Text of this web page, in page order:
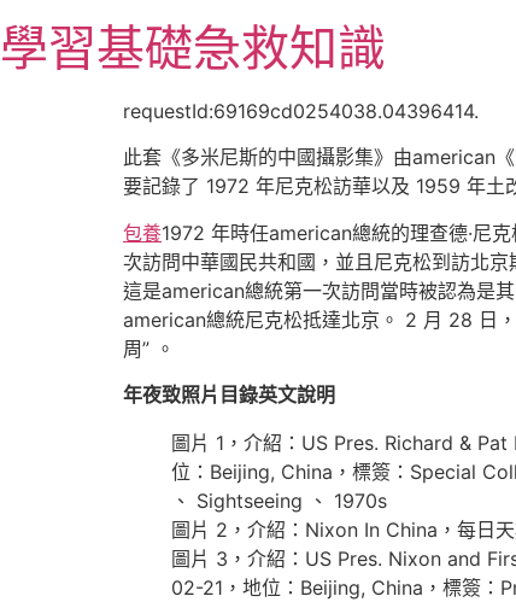
至
主
學習基礎急救知識
requestId:69169cd0254038.04396414.
此套《多米尼斯的中國攝影集》由american
要記錄了 1972 年尼克松訪華以及 1959 年土
包養1972 年時任american總統的理查德·尼
次訪問中華國民共和國，並且尼克松到訪北
這是american總統第一次訪問當時被認為是
american總統尼克松抵達北京。 2 月 28 日
周” 。
年夜致照片目錄英文說明
圖片 1，介紹：US Pres. Richard &
位：Beijing, China，標簽：Special
、 Sightseeing 、 1970s
圖片 2，介紹：Nixon In China，每日
圖片 3，介紹：US Pres. Nixon and
02-21，地位：Beijing, China，標簽